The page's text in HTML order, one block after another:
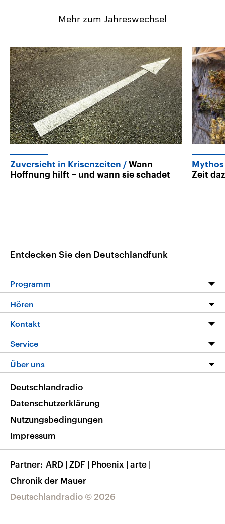
Mehr zum Jahreswechsel
Zuversicht in Krisenzeiten
Wann
Hoffnung hilft – und wann sie schadet
Zeit
Entdecken Sie den Deutschlandfunk
Programm
Die Nachrichten
Nachrichtenleicht
Neue Beiträge auf dlf.de
Hören
Livestream
Podcasts
Deutschlandfunk App
Nachrichten App
Frequenzen
Kontakt
Hörerservice
Service
FAQ
Veranstaltungen
Musikliste
RSS
Über uns
Barrierefreiheit
Deutschlandradio © 2026
Deutschlandradio
Datenschutzerklärung
Nutzungsbedingungen
Impressum
Partner ARD | ZDF | Phoenix | arte |
Chronik der Mauer